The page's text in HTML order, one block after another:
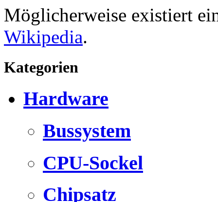
Möglicherweise existiert
Wikipedia.
Kategorien
Hardware
Bussystem
CPU-Sockel
Chipsatz